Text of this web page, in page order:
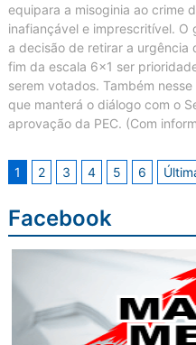
equipara a misoginia ao crime
inafiançável e imprescritível.
a decisão de retirar a urgência
fim da escala 6×1 ser
serem votados. Também
que manterá o diálogo com o
aprovação da PEC. (Com
1 2 3 4 5 6
Facebook